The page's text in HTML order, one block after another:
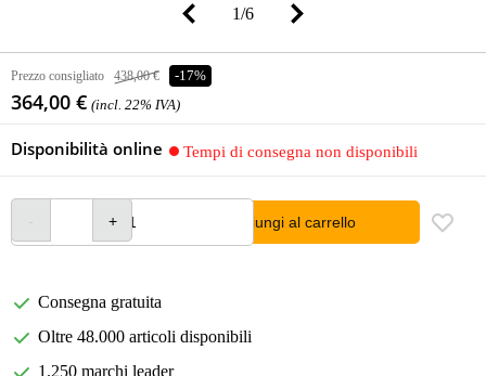
1/6
Prezzo consigliato 438,00 € -17%
364,00 € (incl. 22% IVA)
Disponibilità online Tempi di consegna non disponibili
Aggiungi al carrello
Consegna gratuita
Oltre 48.000 articoli disponibili
1.250 marchi leader